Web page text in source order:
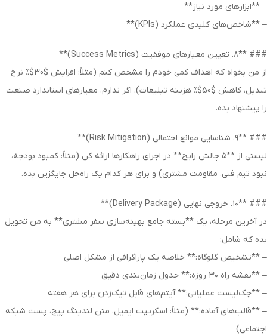
– **ابزارهای مورد نیاز**
– **شاخص‌های کلیدی عملکرد (KPIs)**
### **۸. تعیین معیارهای موفقیت (Success Metrics)**
از من بخواه که اهداف کمی خودم را مشخص کنم (مثلاً: افزایش $30$٪ نرخ
تبدیل، کاهش $50$٪ هزینه تبلیغات). اگر ندارم، معیارهای استاندارد صنعت
را پیشنهاد بده.
### **۹. شناسایی موانع احتمالی (Risk Mitigation)**
لیستی از **۵ چالش رایج** در اجرای راهکارها ارائه کن (مثلاً: کمبود بودجه،
نبود تیم فنی، مقاومت مشتری) و برای هر کدام یک راه‌حل جایگزین بده.
### **۱۰. خروجی نهایی (Delivery Package)**
در آخرین مرحله، یک **بسته جامع بهینه‌سازی سفر مشتری** به من تحویل
بده که شامل:
– **تشخیص گلوگاه:** خلاصه یک پاراگرافی از مشکل اصلی
– **نقشه راه ۳۰ روزه:** جدول زمان‌بندی دقیق
– **چک‌لیست عملیاتی:** آیتم‌های قابل تیک‌زدن برای هر هفته
– **قالب‌های آماده:** (مثلاً: اسکریپت ایمیل، متن لندینگ پیج، پست شبکه
اجتماعی)